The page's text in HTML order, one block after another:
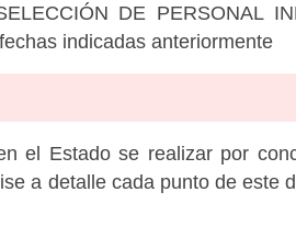
DE PERSONAL
indicadas anteriormente
el Estado se realizar por
a detalle cada punto de este